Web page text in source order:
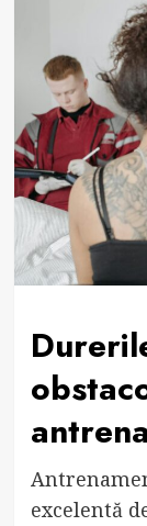
excelentă